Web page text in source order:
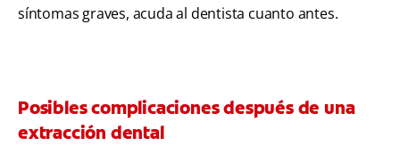
síntomas graves, acuda al dentista cuanto antes.
Posibles complicaciones después de una
extracción dental